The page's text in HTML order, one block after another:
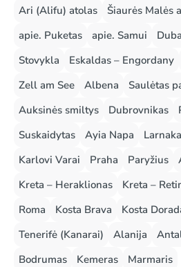
Ari (Alifu) atolas
Šiaurės Malės
apie. Puketas
apie. Samui
Stovykla
Eskaldas – Engordany
Zell am See
Albena
Saulėtas
Auksinės smiltys
Dubrovnikas
Suskaidytas
Ayia Napa Larnaka
Karlovi Varai
Praha Paryžius
Kreta – Heraklionas
Kreta –
Roma
Kosta Brava Kosta
Tenerifė (Kanarai)
Alanija
Bodrumas
Kemeras Marmaris